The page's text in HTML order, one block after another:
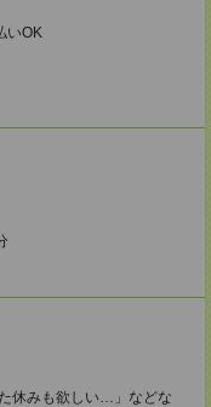
いOK
休みも欲しい…」などな